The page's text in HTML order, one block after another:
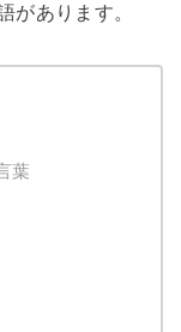
があります。
葉